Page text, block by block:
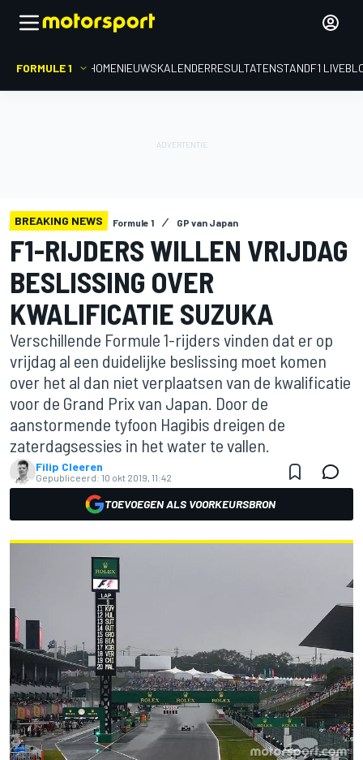
FORMULE 1 HOMENIEUWSKALENDERRESULTATENSTANDF1
BREAKING NEWS Formule 1 GP van Japan
F1-RIJDERS WILLEN VRIJDAG
BESLISSING OVER
KWALIFICATIE SUZUKA
Verschillende Formule 1-rijders vinden dat er op
vrijdag al een duidelijke beslissing moet komen
over het al dan niet verplaatsen van de kwalificatie
voor de Grand Prix van Japan. Door de
aanstormende tyfoon Hagibis dreigen de
zaterdagsessies in het water te vallen.
Filip Cleeren
Gepubliceerd: 10 okt 2019, 11:42
TOEVOEGEN ALS VOORKEURSBRON